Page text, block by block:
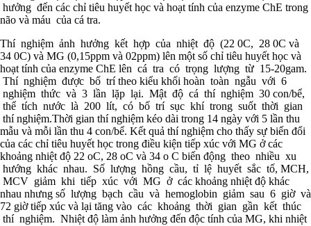
hưởng đến các chỉ tiêu huyết học và hoạt tính của enzyme ChE trong
não và máu của cá tra.
Thí nghiệm ảnh hưởng kết hợp của nhiệt độ (22 0C, 28 0C và
34 0C) và MG (0,15ppm và 02ppm) lên một số chỉ tiêu huyết học và
hoạt tính của enzyme ChE lên cá tra có trọng lượng từ 15-20gam.
Thí nghiệm được bố trí theo kiểu khối hoàn toàn ngẫu với 6
nghiệm thức và 3 lần lặp lại. Mật độ cá thí nghiệm 30 con/bể,
thể tích nước là 200 lít, có bố trí sục khí trong suốt thời gian
thí nghiệm.Thời gian thí nghiệm kéo dài trong 14 ngày với 5 lần thu
mẫu và mỗi lần thu 4 con/bể. Kết quả thí nghiệm cho thấy sự biến đổi
của các chỉ tiêu huyết học trong điều kiện tiếp xúc với MG ở các
khoảng nhiệt độ 22 oC, 28 oC và 34 o C biến động theo nhiều xu
hướng khác nhau. Số lượng hồng cầu, tỉ lệ huyết sắc tố, MCH,
MCV giảm khi tiếp xúc với MG ở các khoảng nhiệt độ khác
nhau nhưng số lượng bạch cầu và hemoglobin giảm sau 6 giờ và
72 giờ tiếp xúc và lại tăng vào các khoảng thời gian gần kết thúc
thí nghiệm. Nhiệt độ làm ảnh hưởng đến độc tính của MG, khi nhiệt